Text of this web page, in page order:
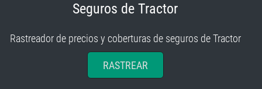
Seguros de Tractor
Rastreador de precios y coberturas de seguros de Tractor
RASTREAR